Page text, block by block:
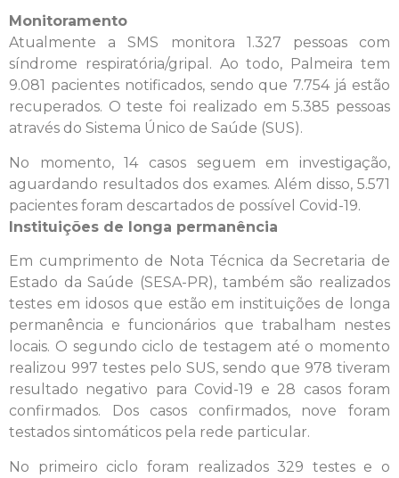
Monitoramento
Atualmente a SMS monitora 1.327 pessoas com
síndrome respiratória/gripal. Ao todo, Palmeira tem
9.081 pacientes notificados, sendo que 7.754 já estão
recuperados. O teste foi realizado em 5.385 pessoas
através do Sistema Único de Saúde (SUS).
No momento, 14 casos seguem em investigação,
aguardando resultados dos exames. Além disso, 5.571
pacientes foram descartados de possível Covid-19.
Instituições de longa permanência
Em cumprimento de Nota Técnica da Secretaria de
Estado da Saúde (SESA-PR), também são realizados
testes em idosos que estão em instituições de longa
permanência e funcionários que trabalham nestes
locais. O segundo ciclo de testagem até o momento
realizou 997 testes pelo SUS, sendo que 978 tiveram
resultado negativo para Covid-19 e 28 casos foram
confirmados. Dos casos confirmados, nove foram
testados sintomáticos pela rede particular.
No primeiro ciclo foram realizados 329 testes e o